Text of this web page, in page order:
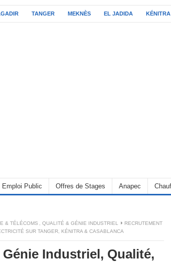
TANGER MEKNÈS EL JADIDA KÉNITRA
Emploi Public Offres de Stages Anapec
& TÉLÉCOMS QUALITÉ & GÉNIE INDUSTRIEL
RECRUTEMENT
SUR TANGER, KÉNITRA & CASABLANCA
Industriel, Qualité,